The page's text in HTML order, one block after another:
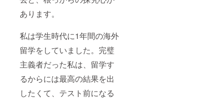
あります。
私は学生時代に1年間の海外
留学をしていました。完璧
主義者だった私は、留学す
るからには最高の結果を出
したくて、テスト前になる